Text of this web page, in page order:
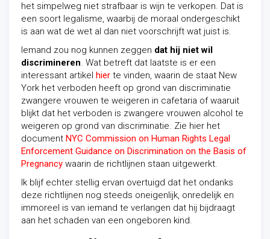
het simpelweg niet strafbaar is wijn te verkopen. Dat is
een soort legalisme, waarbij de moraal ondergeschikt
is aan wat de wet al dan niet voorschrijft wat juist is.
Iemand zou nog kunnen zeggen dat hij niet wil
discrimineren. Wat betreft dat laatste is er een
interessant artikel hier te vinden, waarin de staat New
York het verboden heeft op grond van discriminatie
zwangere vrouwen te weigeren in cafetaria of waaruit
blijkt dat het verboden is zwangere vrouwen alcohol te
weigeren op grond van discriminatie. Zie hier het
document NYC Commission on Human Rights Legal
Enforcement Guidance on Discrimination on the Basis of
Pregnancy waarin de richtlijnen staan uitgewerkt.
Ik blijf echter stellig ervan overtuigd dat het ondanks
deze richtlijnen nog steeds oneigenlijk, onredelijk en
immoreel is van iemand te verlangen dat hij bijdraagt
aan het schaden van een ongeboren kind.